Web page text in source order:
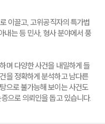
이끌고, 고위공직자의 특가법
내는 등 민사, 형사 분야에서 풍
며 다양한 사건을 내밀하게 들
을 정확하게 분석하고 남다른
으로 불가능해 보이는 사건도
으로 의뢰인을 돕고 있습니다.